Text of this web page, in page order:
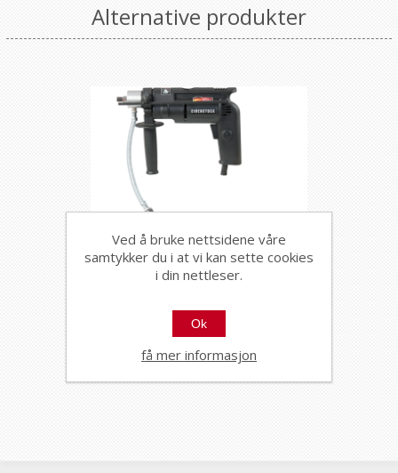
Alternative produkter
Eibenstock flisbormaskin
20736
Ved å bruke nettsidene våre
samtykker du i at vi kan sette cookies
i din nettleser.
Ok
få mer informasjon